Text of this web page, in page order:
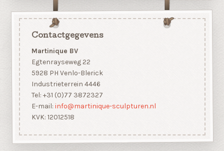
Contactgegevens
Martinique BV
Egtenrayseweg 22
5928 PH Venlo-Blerick
Industrieterrein 4446
Tel: +31 (0)77 3872327
E-mail: info@martinique-sculpturen.nl
KVK: 12012518